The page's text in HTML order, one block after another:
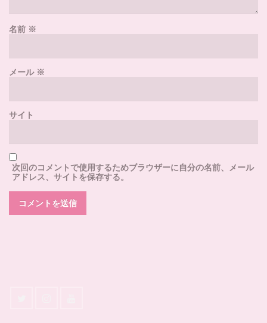
名前 ※
メール※
サイト
次回のコメントで使用するためブラウザーに自分の名前、メール
アドレス、サイトを保存する。